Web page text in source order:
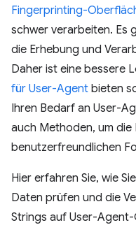
Fingerprinting-
schwer verarbeiten. Es
die Erhebung und
Daher ist eine bessere
für User-Agent bieten
Ihren Bedarf an User-
auch Methoden, um die
benutzerfreundlichen
Hier erfahren Sie, wie
Daten prüfen und die
Strings auf User-